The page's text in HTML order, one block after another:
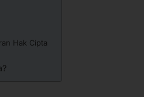
Hak Cipta